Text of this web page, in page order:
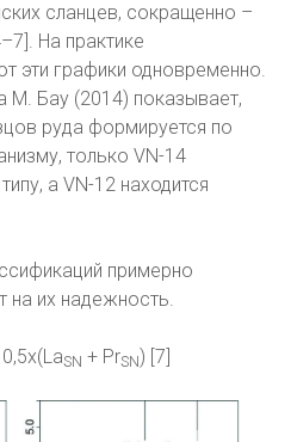
сланцев, сокращенно –
На практике
эти графики одновременно.
М. Бау (2014) показывает,
руда формируется по
только VN-14
а VN-12 находится
примерно
на их надежность.
SN + PrSN ) [7]